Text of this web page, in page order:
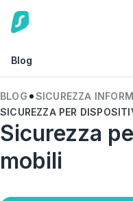
Blog
Tecnologia
Sicurezza per dispositivi
BLOG
SICUREZZA
SICUREZZA PER
Sicurezza
mobili